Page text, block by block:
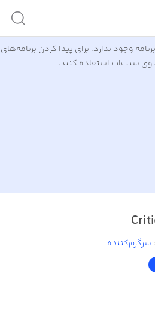
وجود ندارد. برای پیدا کردن برنامه‌های
سیب‌اپ استفاده کنید.
: سرگرم‌کننده